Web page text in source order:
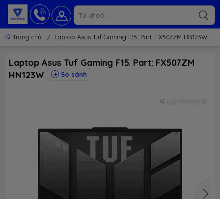
Trang chủ / Laptop Asus Tuf Gaming F15. Part: FX507ZM HN123W
Laptop Asus Tuf Gaming F15. Part: FX507ZM
HN123W
So sánh